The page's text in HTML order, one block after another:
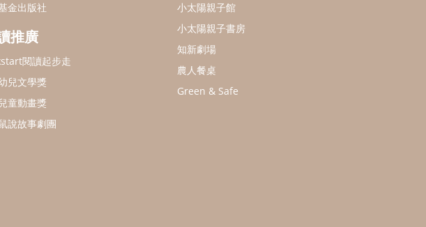
金出版社
推廣
閱讀起步走
兒文學獎
童動畫獎
說故事劇團
小太陽親子館
小太陽親子書房
知新劇場
農人餐桌
Green & Safe